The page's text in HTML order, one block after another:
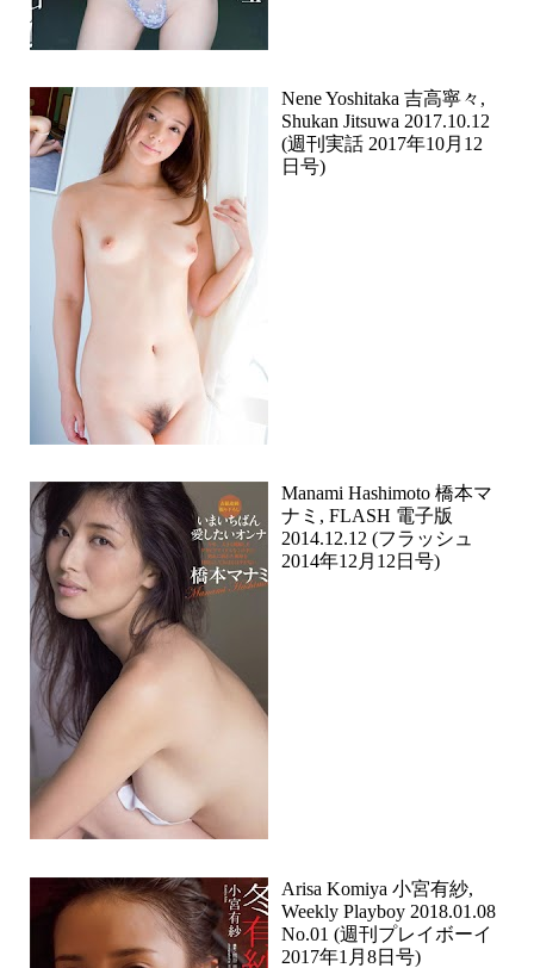
Nene Yoshitaka 吉高寧々,
Shukan Jitsuwa 2017.10.12
(週刊実話 2017年10月12
日号)
Manami Hashimoto 橋本マ
ナミ, FLASH 電子版
2014.12.12 (フラッシュ
2014年12月12日号)
Arisa Komiya 小宮有紗,
Weekly Playboy 2018.01.08
No.01 (週刊プレイボーイ
2017年1月8日号)